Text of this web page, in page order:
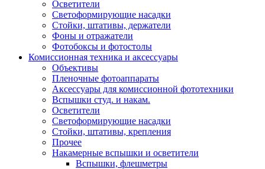
Осветители
Светоформирующие насадки
Стойки, штативы, держатели
Фоны и отражатели
Фотобоксы и фотостолы
Комиссионная техника и аксессуары
Объективы
Пленочные фотоаппараты
Аксессуары для комиссионной фототехники
Вспышки студ. и накам.
Осветители
Светоформирующие насадки
Стойки, штативы, крепления
Прочее
Накамерные вспышки и осветители
Вспышки, флешметры